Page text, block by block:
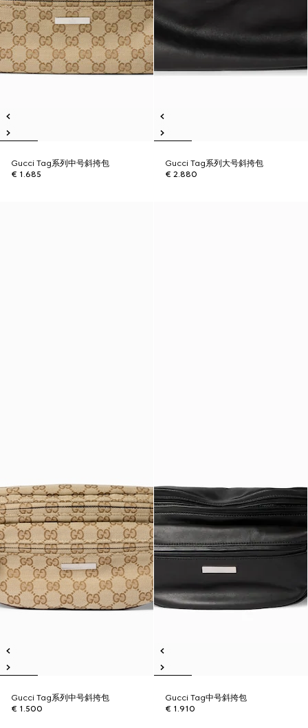
Gucci Tag系列中号斜挎包
€ 1.685
Gucci Tag系列大号斜挎包
€ 2.880
Gucci Tag系列中号斜挎包
€ 1.500
Gucci Tag中号斜挎包
€ 1.910